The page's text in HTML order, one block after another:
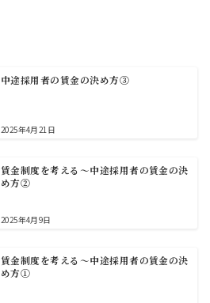
中途採用者の賃金の決め方③
2025年4月21日
賃金制度を考える～中途採用者の賃金の決
め方②
2025年4月9日
賃金制度を考える～中途採用者の賃金の決
め方①